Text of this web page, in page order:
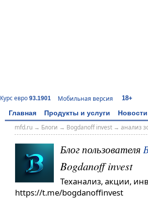
Курс евро 93.1901 Мобильная версия 18+
Главная Продукты и услуги Новости
mfd.ru→ Блоги → Bogdanoff invest→ анализ
Блог пользователя
Bogdanoff invest
Теханализ, акции,
https://t.me/bogdanoffinvest